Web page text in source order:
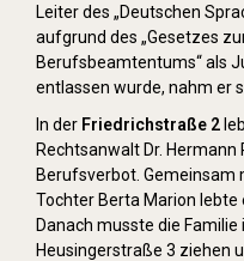
Leiter des „Deutschen
aufgrund des „Gesetzes
Berufsbeamtentums“ als
entlassen wurde, nahm er
In der Friedrichstraße 2
Rechtsanwalt Dr. Hermann
Berufsverbot. Gemeinsam
Tochter Berta Marion lebte
Danach musste die Familie
Heusingerstraße 3 ziehen